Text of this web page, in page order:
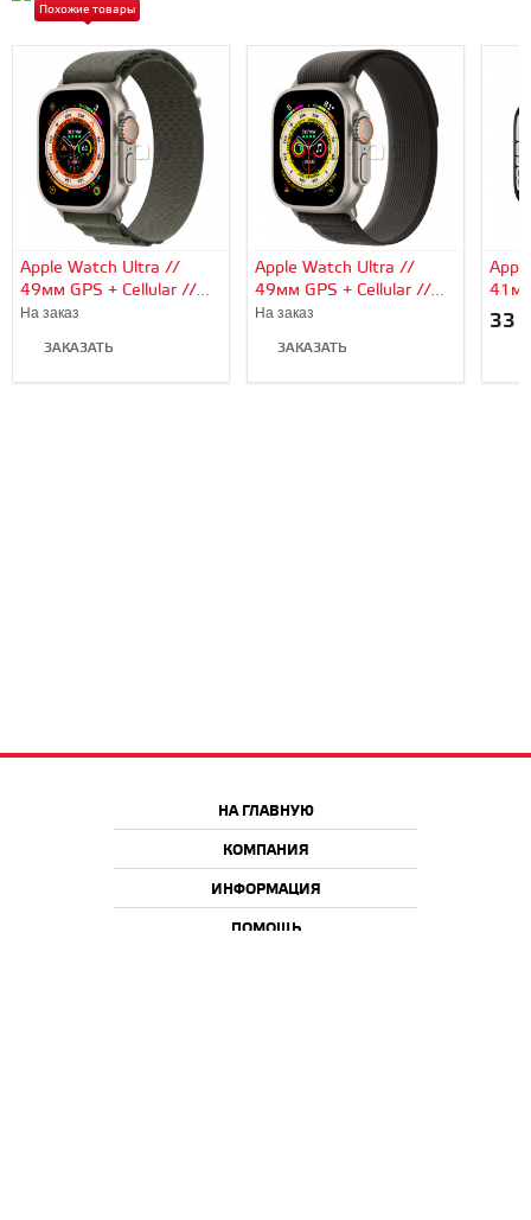
Похожие товары
Apple Watch Ultra //
49мм GPS + Cellular //
Корпус из титана,
зеленого цвета, S
На заказ
ЗАКАЗАТЬ
Apple Watch Ultra //
49мм GPS + Cellular //
Корпус из титана,
черно-серого цвета, M/L
На заказ
ЗАКАЗАТЬ
33
НА ГЛАВНУЮ
КОМПАНИЯ
ИНФОРМАЦИЯ
ПОМОЩЬ